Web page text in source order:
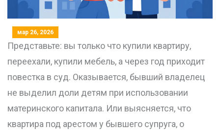
мар 26, 2026
Представьте: вы только что купили квартиру,
переехали, купили мебель, а через год приходит
повестка в суд. Оказывается, бывший владелец
не выделил доли детям при использовании
материнского капитала. Или выясняется, что
квартира под арестом у бывшего супруга, о